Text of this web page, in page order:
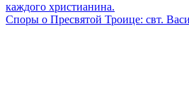
каждого христианина.
Споры о Пресвятой Троице: свт.